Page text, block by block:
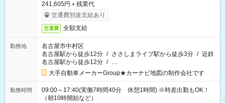
241,605円＋残業代
交通費別途支給あり
交通費 全額支給
勤務地
名古屋市中村区
名古屋駅から徒歩12分 / ささしまライブ駅から徒歩3分 / 近鉄
名古屋駅から徒歩12分 / …
大手自動車メーカーGroup★カーナビ地図の制作会社です
勤務時間
09:00～17:40(実働7時間40分 休憩1時間) ※時差出勤もOK！
（朝10時開始など）